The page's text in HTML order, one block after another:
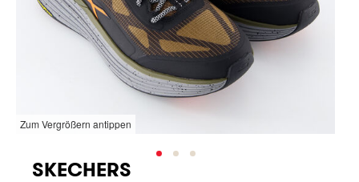
Zum Vergrößern antippen
SKECHERS